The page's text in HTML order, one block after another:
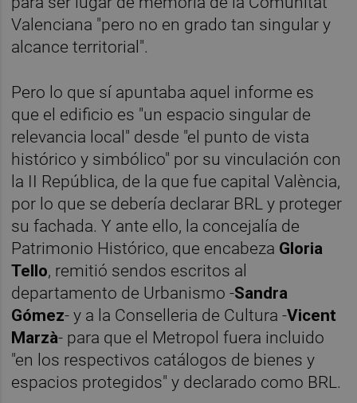
Valenciana "pero no en grado tan singular y
alcance territorial".
Pero lo que sí apuntaba aquel informe es
que el edificio es "un espacio singular de
relevancia local" desde "el punto de vista
histórico y simbólico" por su vinculación con
la II República, de la que fue capital València,
por lo que se debería declarar BRL y proteger
su fachada. Y ante ello, la concejalía de
Patrimonio Histórico, que encabeza Gloria
Tello, remitió sendos escritos al
departamento de Urbanismo -Sandra
Gómez- y a la Conselleria de Cultura -Vicent
Marzà- para que el Metropol fuera incluido
"en los respectivos catálogos de bienes y
espacios protegidos" y declarado como BRL.